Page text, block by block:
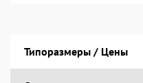
Типоразмеры / Цены